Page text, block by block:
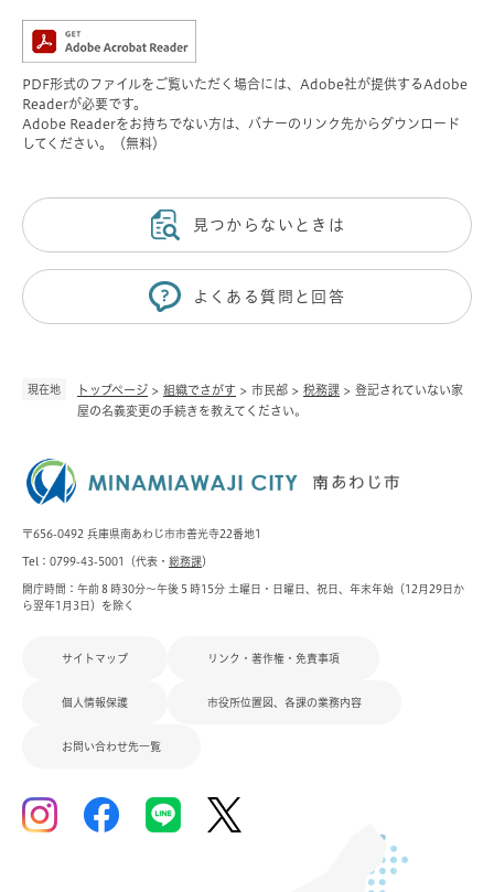
現在地 トップページ > 組織でさがす > 市民部 > 税務課 > 登記されていない家
屋の名義変更の手続きを教えてください。
PDF形式のファイルをご覧いただく場合には、Adobe社が提供するAdobe
Readerが必要です。
Adobe Readerをお持ちでない方は、バナーのリンク先からダウンロード
してください。（無料）
見つからないときは
よくある質問と回答
〒656-0492 兵庫県南あわじ市市善光寺22番地1
Tel：0799-43-5001（代表・ 総務課）
開庁時間：午前８時30分～午後５時15分 土曜日・日曜日、祝日、年末年始（12月29日か
ら翌年1月3日）を除く
サイトマップ リンク・著作権・免責事項
個人情報保護 市役所位置図、各課の業務内容
お問い合わせ先一覧